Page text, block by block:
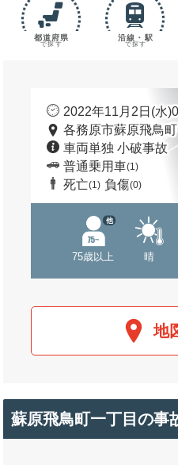
都道府県
で探す
沿線・駅
で探す
2022年11月2日(水
各務原市蘇原飛鳥
車両単独 小破事故
普通乗用車(1)
死亡(1) 負傷(0)
75歳以上
他
晴
地
蘇原飛鳥町一丁目の事